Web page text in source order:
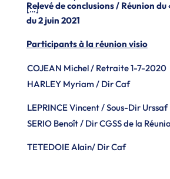
[…]
Relevé de conclusions / Réunion
du 2 juin 2021
Participants à la réunion visio
COJEAN Michel / Retraite 1-7-2020
HARLEY Myriam / Dir Caf
LEPRINCE Vincent / Sous-Dir Urssaf
SERIO Benoît / Dir CGSS de la
TETEDOIE Alain/ Dir Caf